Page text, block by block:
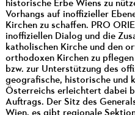
historische Erbe Wiens zu
Vorhangs auf inoffizieller
Kirchen zu schaffen. PRO
inoffiziellen Dialog und die
katholischen Kirche und den
orthodoxen Kirchen zu
bzw. zur Unterstützung des
geografische, historische und
Österreichs erleichtert dabei
Auftrags. Der Sitz des
Wien, es gibt regionale